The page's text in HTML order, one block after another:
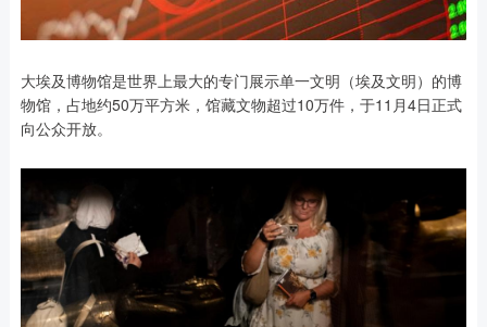
大埃及博物馆是世界上最大的专门展示单一文明（埃及文明）的博
物馆，占地约50万平方米，馆藏文物超过10万件，于11月4日正式
向公众开放。